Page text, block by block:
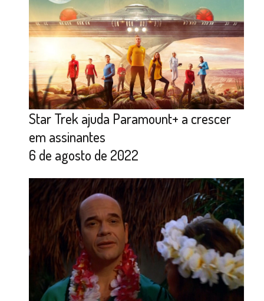
Star Trek ajuda Paramount+ a crescer
em assinantes
6 de agosto de 2022